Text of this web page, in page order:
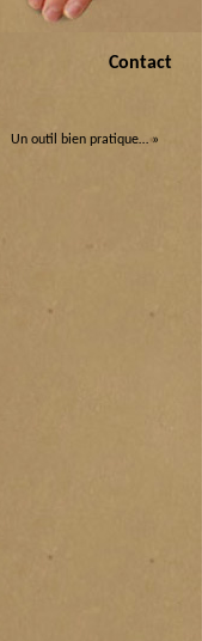
Contact
Un outil bien pratique…»